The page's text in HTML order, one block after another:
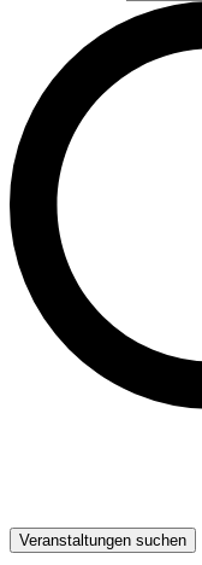
Veranstaltungen suchen